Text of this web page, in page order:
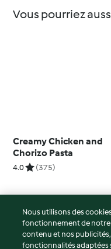
Vous pourriez
Creamy Chicken and
Chorizo Pasta
4.0 (375)
© Copyright 2026
Nous utilisons des
fonctionnement de notre
contenu et nos
fonctionnalités adaptées